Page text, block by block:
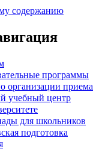
содержанию
программы
организации приема
учебный центр
для школьников
подготовка